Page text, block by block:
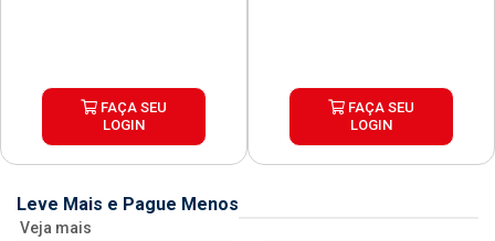
FAÇA SEU
LOGIN
FAÇA SEU
LOGIN
Leve Mais e Pague Menos
Veja mais